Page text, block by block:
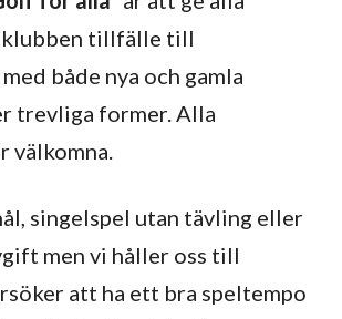
klubben tillfälle till
både nya och gamla
trevliga former. Alla
välkomna.
singelspel utan tävling eller
men vi håller oss till
att ha ett bra speltempo